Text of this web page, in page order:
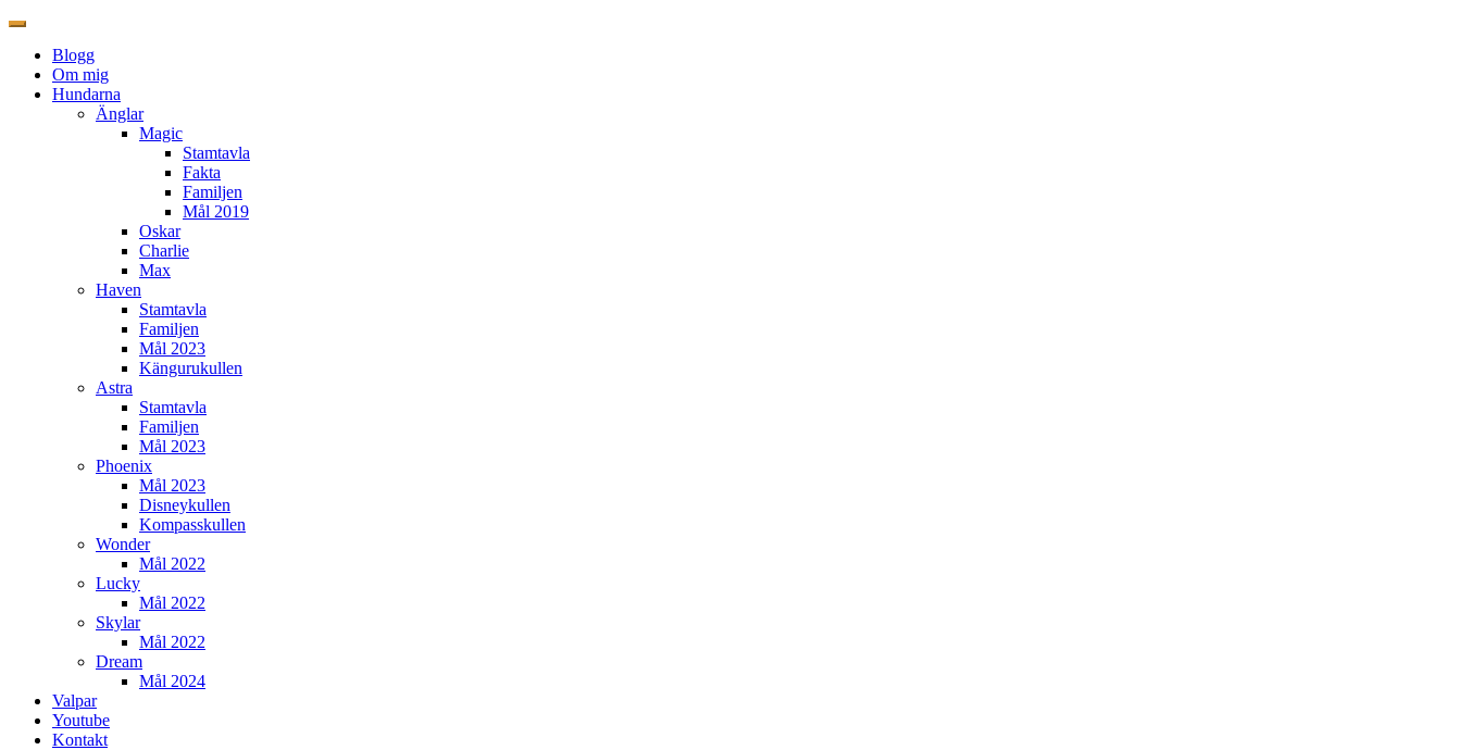
Blogg
Om mig
Hundarna
Änglar
Magic
Stamtavla
Fakta
Familjen
Mål 2019
Oskar
Charlie
Max
Haven
Stamtavla
Familjen
Mål 2023
Kängurukullen
Astra
Stamtavla
Familjen
Mål 2023
Phoenix
Mål 2023
Disneykullen
Kompasskullen
Wonder
Mål 2022
Lucky
Mål 2022
Skylar
Mål 2022
Dream
Mål 2024
Valpar
Youtube
Kontakt